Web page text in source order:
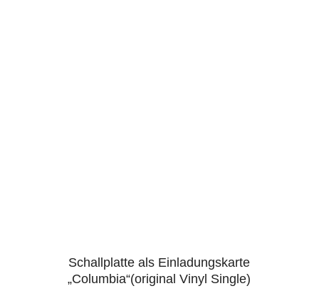
4.96
Schallplatte als Einladungskarte
„Columbia“(original Vinyl Single)